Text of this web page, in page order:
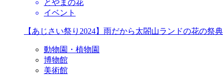
とやまの花
イベント
【あじさい祭り2024】雨だから太閤山ランドの花の祭
動物園・植物園
博物館
美術館